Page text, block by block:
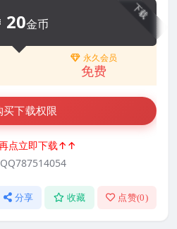
下载
20金币
永久会员
免费
买下载权限
点立即下载↑↑
分享 收藏 点赞(0)